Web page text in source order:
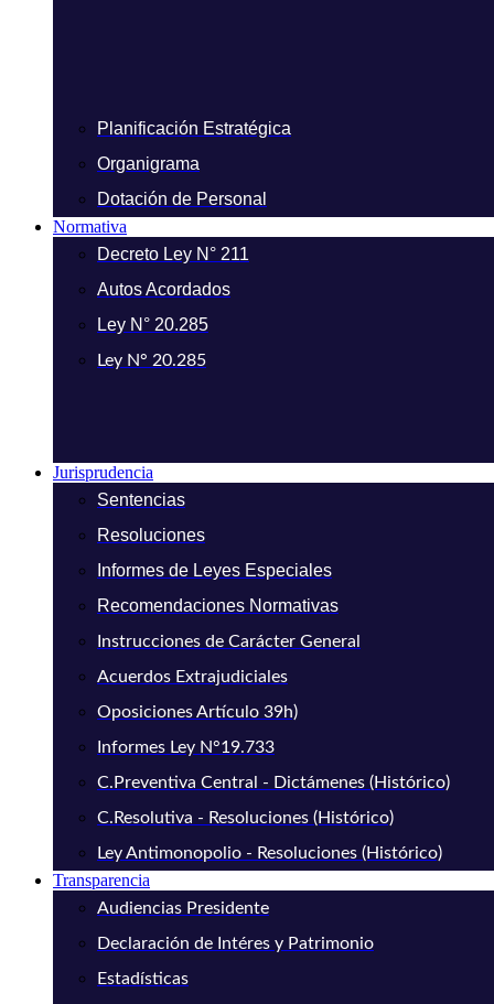
Planificación Estratégica
Organigrama
Dotación de Personal
Normativa
Decreto Ley N° 211
Autos Acordados
Ley N° 20.285
Ley N° 20.285
Jurisprudencia
Sentencias
Resoluciones
Informes de Leyes Especiales
Recomendaciones Normativas
Instrucciones de Carácter General
Acuerdos Extrajudiciales
Oposiciones Artículo 39h)
Informes Ley N°19.733
C.Preventiva Central - Dictámenes (Histórico)
C.Resolutiva - Resoluciones (Histórico)
Ley Antimonopolio - Resoluciones (Histórico)
Transparencia
Audiencias Presidente
Declaración de Intéres y Patrimonio
Estadísticas